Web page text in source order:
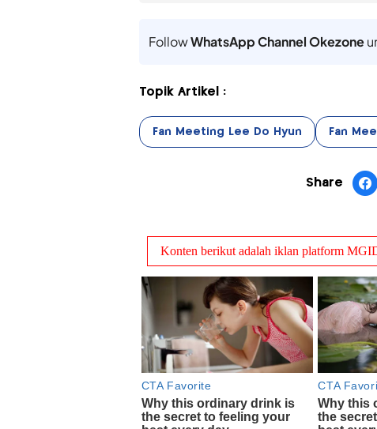
FollowWhatsApp Channel Okezone
Topik Artikel :
Fan Meeting Lee Do Hyun Fan
Share